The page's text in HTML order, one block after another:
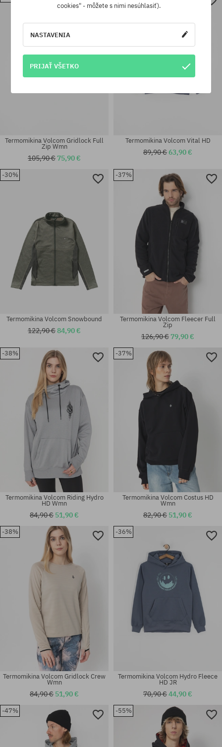
M
Dostupné veľkosti:
Dostupné veľkosti:
Dostupné veľkosti:
Termomikina Volcom Gridlock Full
Zip Wmn
105,90 € 75,90 €
Dostupné veľkosti:
Termomikina Volcom Vital HD
89,90 €63,90 €
-30%
Dostupné veľkosti:
Termomikina Volcom Snowbound
122,90 €84,90 €
-37%
Dostupné veľkosti:
Termomikina Volcom Fleecer Full
Zip
126,90 € 79,90 €
-38%
Dostupné veľkosti:
Termomikina Volcom Riding Hydro
HD Wmn
84,90 € 51,90 €
-37%
Dostupné veľkosti:
Termomikina Volcom Costus HD
Wmn
82,90 € 51,90 €
-38%
Termomikina Volcom Gridlock Crew
Wmn
84,90 € 51,90 €
-36%
Termomikina Volcom Hydro Fleece
HD JR
70,90 €44,90 €
-47% -55%
cookies" - môžete s nimi nesúhlasiť).
NASTAVENIA
PRIJAŤ VŠETKO